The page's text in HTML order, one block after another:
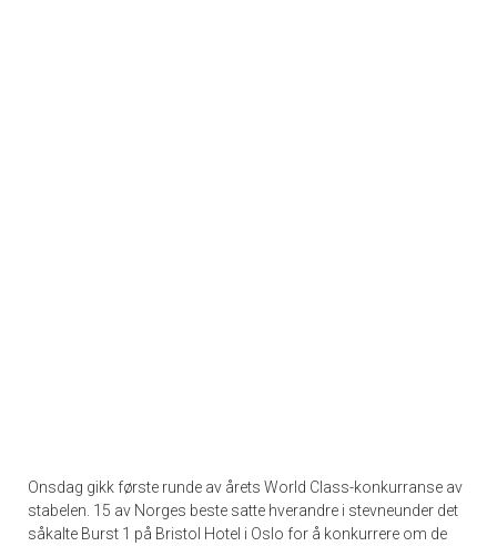
Onsdag gikk første runde av årets World Class-konkurranse av
stabelen. 15 av Norges beste satte hverandre i stevneunder det
såkalte Burst 1 på Bristol Hotel i Oslo for å konkurrere om de